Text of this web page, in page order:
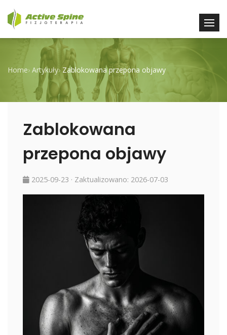
Home› Artykuły› Zablokowana przepona objawy
Zablokowana
przepona objawy
2025-09-23 · Zaktualizowano: 2026-07-03